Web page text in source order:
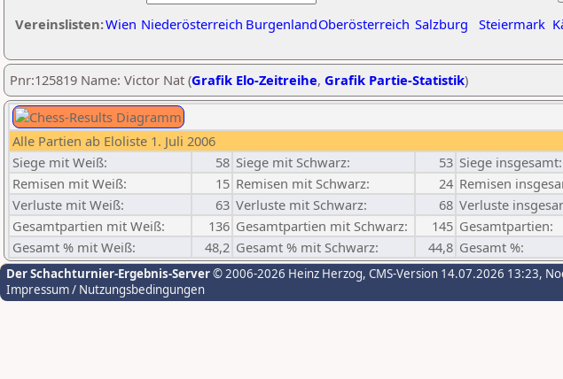
Vereinslisten:Wien Niederösterreich BurgenlandOberösterreich Salzburg Steiermark
Pnr:125819 Name: Victor Nat (Grafik Elo-Zeitreihe, Grafik Partie-Statistik)
Alle Partien ab Eloliste 1. Juli 2006
Siege mit Weiß:
58 Siege mit Schwarz: 53 Siege insgesamt:
Remisen mit Weiß:
15 Remisen mit Schwarz: 24 Remisen
Verluste mit Weiß:
63 Verluste mit Schwarz: 68 Verluste
Gesamtpartien mit Weiß:
136 Gesamtpartien mit Schwarz: 145 Gesamtpartien:
Gesamt % mit Weiß:
48,2 Gesamt % mit Schwarz: 44,8 Gesamt %:
Der Schachturnier-Ergebnis-Server© 2006-2026 Heinz Herzog, CMS-Version 14.07.2026 13:23,
Impressum / Nutzungsbedingungen